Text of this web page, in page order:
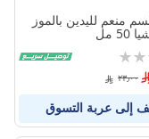
منعم لليدين بالموز
مل
٢٣٫٠٠
إلى عربة التسوق